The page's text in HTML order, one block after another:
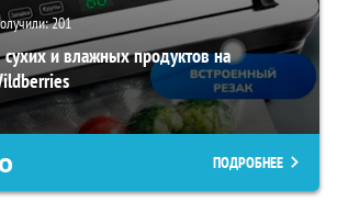
201
и влажных продуктов на
ПОДРОБНЕЕ